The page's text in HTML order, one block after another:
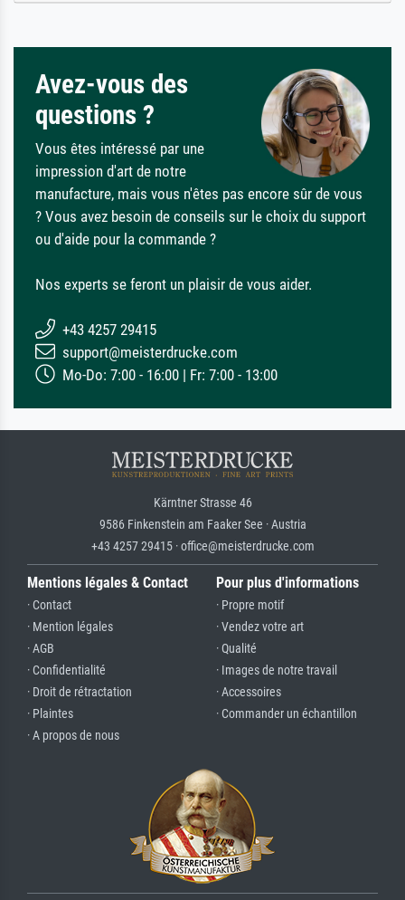
Avez-vous des
questions ?
Vous êtes intéressé par une
impression d'art de notre
manufacture, mais vous n'êtes pas encore sûr de vous
? Vous avez besoin de conseils sur le choix du support
ou d'aide pour la commande ?
Nos experts se feront un plaisir de vous aider.
+43 4257 29415
support@meisterdrucke.com
Mo-Do: 7:00 - 16:00 | Fr: 7:00 - 13:00
Kärntner Strasse 46
9586 Finkenstein am Faaker See · Austria
+43 4257 29415 · office@meisterdrucke.com
Mentions légales & Contact
· Contact
· Mention légales
· AGB
· Confidentialité
· Droit de rétractation
· Plaintes
· A propos de nous
Pour plus d'informations
· Propre motif
· Vendez votre art
· Qualité
· Images de notre travail
· Accessoires
· Commander un échantillon